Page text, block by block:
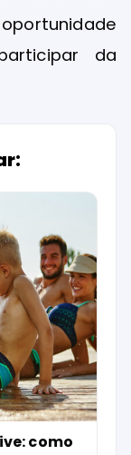
da
como